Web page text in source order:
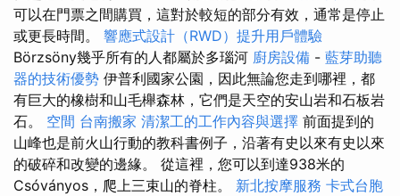
可以在門票之間購買，這對於較短的部分有效，通常是停止
或更長時間。 響應式設計（RWD）提升用戶體驗
Börzsöny幾乎所有的人都屬於多瑙河 廚房設備 - 藍芽助聽
器的技術優勢 伊普利國家公園，因此無論您走到哪裡，都
有巨大的橡樹和山毛櫸森林，它們是天空的安山岩和石板岩
石。 空間 台南搬家 清潔工的工作內容與選擇 前面提到的
山峰也是前火山行動的教科書例子，沿著有史以來有史以來
的破碎和改變的邊緣。 從這裡，您可以到達938米的
Csóványos，爬上三束山的脊柱。 新北按摩服務 卡式台胞